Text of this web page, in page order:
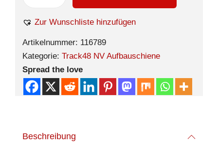
Zur Wunschliste hinzufügen
Artikelnummer: 116789
Kategorie: Track48 NV Aufbauschiene
Spread the love
Beschreibung